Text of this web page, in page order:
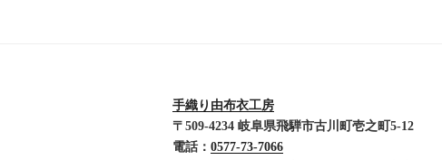
手織り由布衣工房
〒509-4234 岐阜県飛騨市古川町壱之町5-12
電話： 0577-73-7066